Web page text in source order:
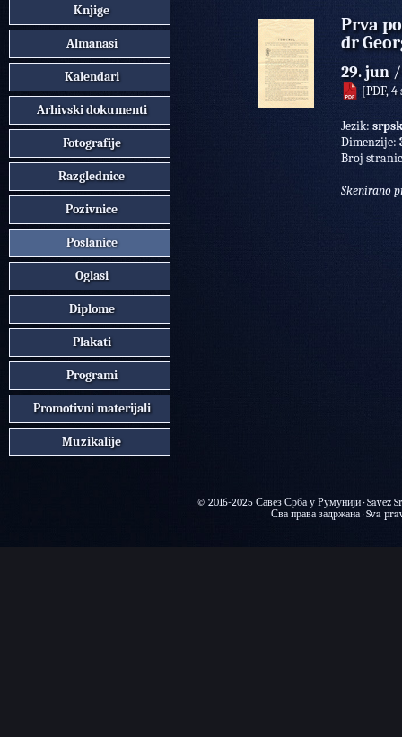
Knjige
Almanasi
Kalendari
Arhivski dokumenti
Fotografije
Razglednice
Pozivnice
Poslanice
Oglasi
Diplome
Plakati
Programi
Promotivni materijali
Muzikalije
Prva
dr
29. jun/
[PDF,
Јezik:
Dimenzije:
Broj
Skenirano
© 2016-2025 Савез Срба у Румунији ·
Сва права задржана · Sva